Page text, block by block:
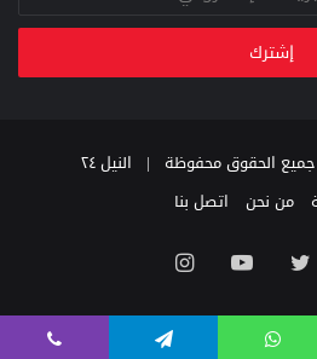
النيل ٢٤
من نحن اتصل بنا
تويتر يوتيوب